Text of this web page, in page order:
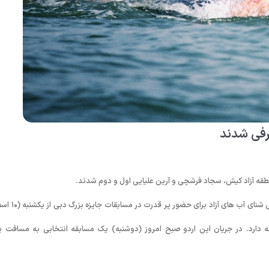
شدند
آزاد کیش، سجاد فرشچی و آرین علیایی اول و دوم شدند.
به گزارش روابط عمومی فدراسیون شنا، شیرجه و واترپلو؛
آزاد کیش آغاز شد و تا روز سه‌شنبه (۱۲اسفند ۱۳۹۳) ادامه دارد. در جریان این اردو صبح امروز (دوشنبه) یک مسابقه انتخابی به